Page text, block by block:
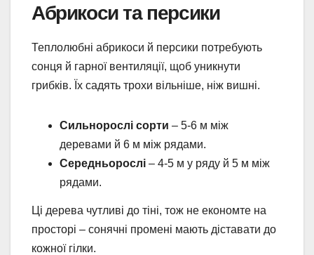
Абрикоси та персики
Теплолюбні абрикоси й персики потребують
сонця й гарної вентиляції, щоб уникнути
грибків. Їх садять трохи вільніше, ніж вишні.
Сильнорослі сорти – 5-6 м між
деревами й 6 м між рядами.
Середньорослі – 4-5 м у ряду й 5 м між
рядами.
Ці дерева чутливі до тіні, тож не економте на
просторі – сонячні промені мають діставати до
кожної гілки.